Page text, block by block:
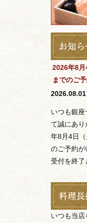
2026年8
までのご
2026.08.01
いつも銀
て誠にあ
年8月4日
のご予約が
受付を終了
いつも当